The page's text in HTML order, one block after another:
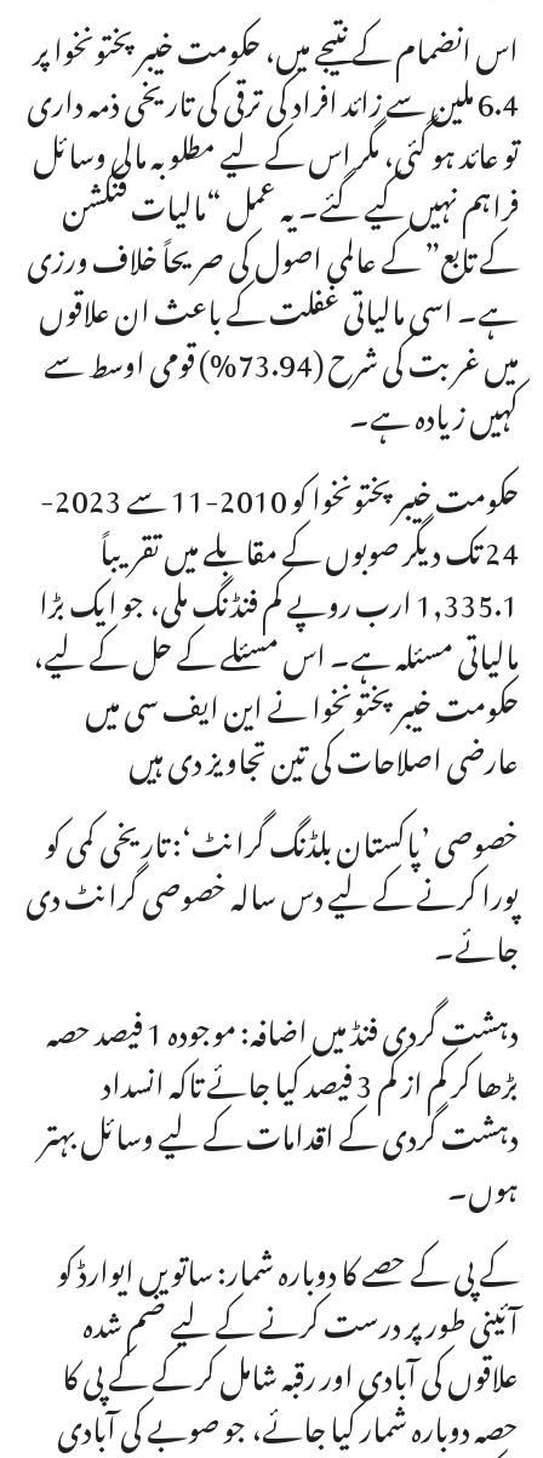
اس انضمام کے نتیجے میں، حکومت خیبر پختونخوا پر
6.4 ملین سے زائد افراد کی ترقی کی تاریخی ذمہ داری
تو عائد ہو گئی، مگر اس کے لیے مطلوبہ مالی وسائل
فراہم نہیں کیے گئے۔ یہ عمل “مالیات فنکشن
کے تابع” کے عالمی اصول کی صریحاً خلاف ورزی
ہے۔ اسی مالیاتی غفلت کے باعث ان علاقوں
میں غربت کی شرح (73.94%) قومی اوسط سے
کہیں زیادہ ہے۔
حکومت خیبر پختونخوا کو 2010-11 سے 2023-
24 تک دیگر صوبوں کے مقابلے میں تقریباً
1,335.1 ارب روپے کم فنڈنگ ملی، جو ایک بڑا
مالیاتی مسئلہ ہے۔ اس مسئلے کے حل کے لیے،
حکومت خیبر پختونخوا نےاین ایف سیمیں
عارضی اصلاحات کی تین تجاویز دی ہیں
خصوصی ’پاکستان بلڈنگ گرانٹ‘: تاریخی کمی کو
پورا کرنے کے لیےدسسالہ خصوصی گرانٹ دی
جائے۔
بڑھا کر کم از کم 3 فیصد کیا جائے تاکہ انسداد
دہشت گردی کے اقدامات کے لیے وسائل بہتر
ہوں۔
آئینی طور پر درست کرنے کے لیے ضم شدہ
علاقوں کی آبادی اور رقبہ شامل کر کے کے پی کا
حصہ دوبارہ شمار کیا جائے، جو صوبے کی آبادی